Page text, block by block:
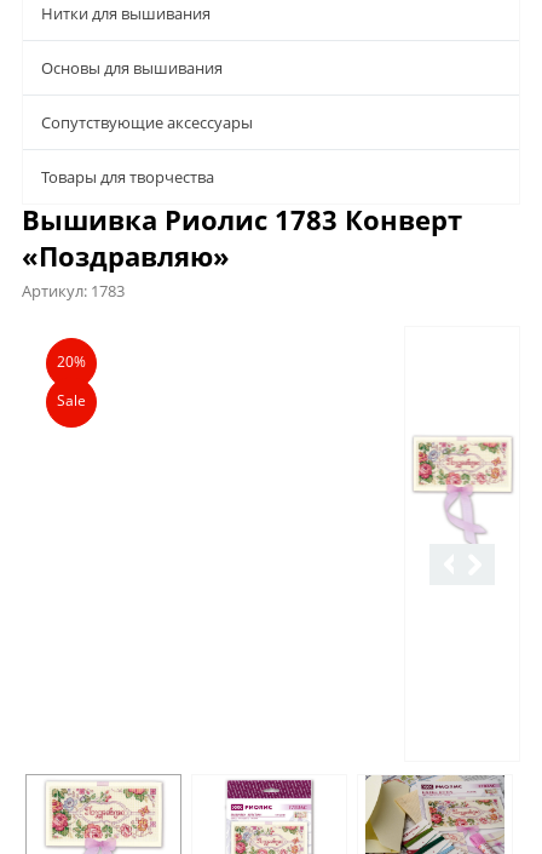
Нитки для вышивания
Основы для вышивания
Сопутствующие аксессуары
Товары для творчества
Вышивка Риолис 1783 Конверт
«Поздравляю»
Артикул: 1783
Описание
20%
Sale